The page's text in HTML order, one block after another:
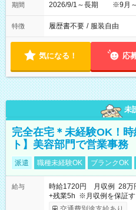
期間 2026/9/1～長期 ※9月～
特徴 履歴書不要 / 服装自由
気になる！ 応
未
完全在宅＊未経験OK！
ト】美容部門で営業事務
派遣 職種未経験OK ブランクOK
給与
時給1720円 月収例 28万
+残業5h ※月収例を保証
取りサービス利用可（利用